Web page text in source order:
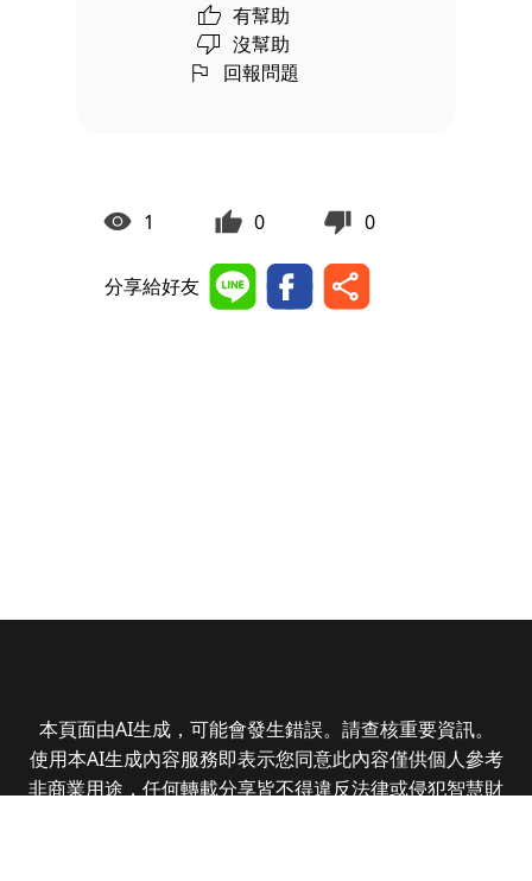
有幫助
沒幫助
回報問題
1 0 0
分享給好友
本頁面由AI生成，可能會發生錯誤。請查核重要資訊。
使用本AI生成內容服務即表示您同意此內容僅供個人參考
非商業用途，任何轉載分享皆不得違反法律或侵犯智慧財